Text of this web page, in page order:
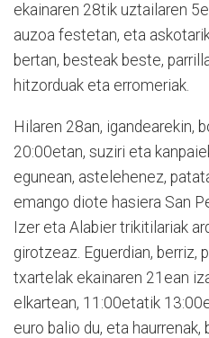
ekainaren 28tik uztailaren
auzoa festetan, eta
bertan, besteak beste,
hitzorduak eta erromeriak.
Hilaren 28an, igandearekin,
20:00etan, suziri eta
egunean, astelehenez,
emango diote hasiera San
Izer eta Alabier trikitilariak
girotzeaz. Eguerdian, berriz,
txartelak ekainaren 21ean
elkartean, 11:00etatik
euro balio du, eta haurrenak,